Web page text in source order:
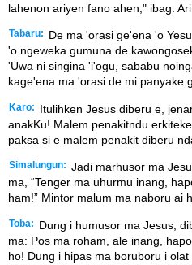
lahenon ariyen fano ahen," ibag.
Tabaru:
De ma 'orasi ge'ena 'o
'o ngeweka gumuna de
'Uwa ni singina 'i'ogu, sababu
kage'ena ma 'orasi de mi panyake
Karo:
Itulihken Jesus diberu e,
anakKu! Malem penakitndu
paksa si e malem penakit diberu
Simalungun: Jadi marhusor ma
ma, “Tenger ma uhurmu inang,
ham!” Mintor malum ma naboru ai
Toba:
Dung i humusor ma Jesus,
ma: Pos ma roham, ale inang,
ho! Dung i hipas ma boruboru i olat